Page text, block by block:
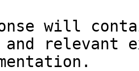
will
and relevant